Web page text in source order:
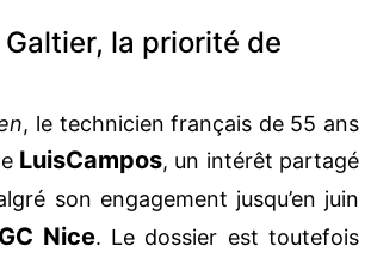
la priorité de
, le technicien français de 55 ans
LuisCampos, un intérêt partagé
son engagement jusqu’en juin
Nice. Le dossier est toutefois